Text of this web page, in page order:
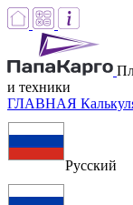
и техники
ГЛАВНАЯ
Русский